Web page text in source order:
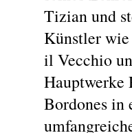
Tizian und
Künstler
il Vecchio
Hauptwerke
Bordones in